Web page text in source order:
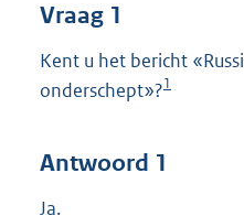
Vraag 1
Kent u het bericht
onderschept»?1
Antwoord 1
Ja.